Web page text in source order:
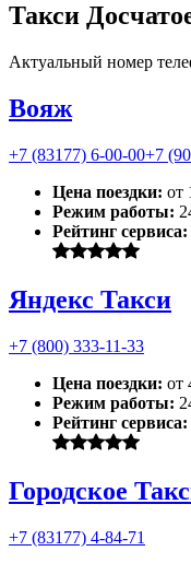
Такси
Актуальный номер
Вояж
+7 (83177) 6-00-00+7
Цена поездки: от
Режим работы:
Рейтинг сервиса:
Яндекс Такси
+7 (800) 333-11-33
Цена поездки: от
Режим работы:
Рейтинг сервиса:
Городское
+7 (83177) 4-84-71